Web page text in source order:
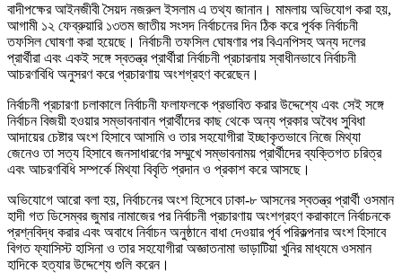
বাদীপক্ষের আইনজীবী সৈয়দ নজরুল ইসলাম এ তথ্য জানান। মামলায় অভিযোগ করা হয়,
আগামী ১২ ফেব্রুয়ারি ১৩তম জাতীয় সংসদ নির্বাচনের দিন ঠিক করে পূর্বক নির্বাচনী
তফসিল ঘোষণা করা হয়েছে। নির্বাচনী তফসিল ঘোষণার পর বিএনপিসহ অন্য দলের
প্রার্থীরা এবং একই সঙ্গে স্বতন্ত্র প্রার্থীরা নির্বাচনী প্রচারনায় স্বাধীনভাবে নির্বাচনী
আচরণবিধি অনুসরণ করে প্রচারণায় অংশগ্রহণ করেছেন।
নির্বাচনী প্রচারণা চলাকালে নির্বাচনী ফলাফলকে প্রভাবিত করার উদ্দেশ্যে এবং সেই সঙ্গে
নির্বাচন বিজয়ী হওয়ার সম্ভাবনাবান প্রার্থীদের কাছ থেকে অন্য প্রকার অবৈধ সুবিধা
আদায়ের চেষ্টার অংশ হিসাবে আসামি ও তার সহযোগীরা ইচ্ছাকৃতভাবে নিজে মিথ্যা
জেনেও তা সত্য হিসাবে জনসাধারণের সম্মুখে সম্ভাবনাময় প্রার্থীদের ব্যক্তিগত চরিত্র
এবং আচরণবিধি সম্পর্কে মিথ্যা বিবৃতি প্রদান ও প্রকাশ করে আসছে।
অভিযোগে আরো বলা হয়, নির্বাচনের অংশ হিসেবে ঢাকা-৮ আসনের স্বতন্ত্র প্রার্থী ওসমান
হাদী গত ডিসেম্বর জুমার নামাজের পর নির্বাচনী প্রচারণায় অংশগ্রহণ করাকালে নির্বাচনকে
প্রশ্নবিদ্ধ করার এবং অবাধে নির্বাচন অনুষ্ঠানে বাধা দেওয়ার পূর্ব পরিকল্পনার অংশ হিসাবে
বিগত ফ্যাসিস্ট হাসিনা ও তার সহযোগীরা অজ্ঞাতনামা ভাড়াটিয়া খুনির মাধ্যমে ওসমান
হাদিকে হত্যার উদ্দেশ্যে গুলি করেন।